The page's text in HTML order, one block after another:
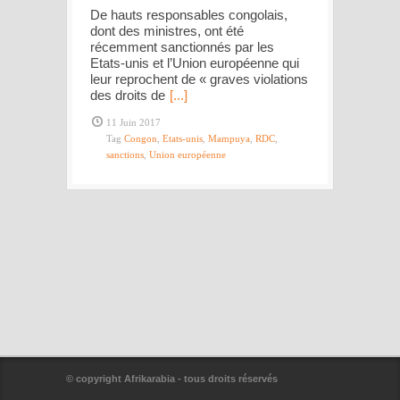
De hauts responsables congolais,
dont des ministres, ont été
récemment sanctionnés par les
Etats-unis et l’Union européenne qui
leur reprochent de « graves violations
des droits de [...]
11 Juin 2017
Tag Congon Etats-unis Mampuya RDC
sanctions Union européenne
© copyright Afrikarabia - tous droits réservés